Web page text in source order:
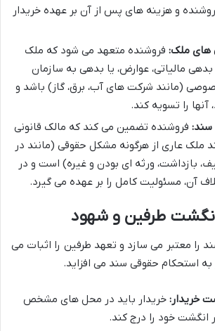
و هزینه های پس از آن بر عهده خریدار
های ملک: فروشنده متعهد می شود که ملک
بدهی مالیاتی، عوارض، یا بدهی به سازمان
(مانند شرکت های آب، برق، گاز) باشد و
را تسویه کند.
فروشنده تضمین می کند که مالک قانونی
عاری از هرگونه مشکل حقوقی (مانند در
بازداشت، ورثه ای بودن و غیره) است و در
آن، مسئولیت کامل را بر عهده می گیرد.
را معتبر می سازد و تعهد طرفین را اثبات می
استحکام حقوقی سند می افزاید.
خریدار: خریدار باید در محل های مشخص
انگشت خود را درج کند.